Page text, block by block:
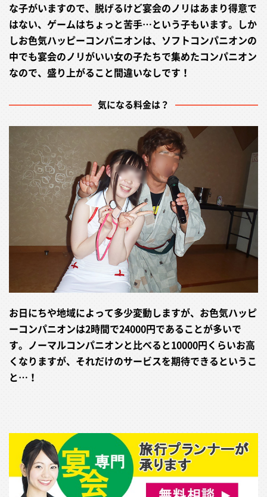
な子がいますので、脱げるけど宴会のノリはあまり得意で
はない、ゲームはちょっと苦手…という子もいます。しか
しお色気ハッピーコンパニオンは、ソフトコンパニオンの
中でも宴会のノリがいい女の子たちで集めたコンパニオン
なので、盛り上がること間違いなしです！
気になる料金は？
お日にちや地域によって多少変動しますが、お色気ハッピ
ーコンパニオンは2時間で24000円であることが多いで
す。ノーマルコンパニオンと比べると10000円くらいお高
くなりますが、それだけのサービスを期待できるというこ
と…！